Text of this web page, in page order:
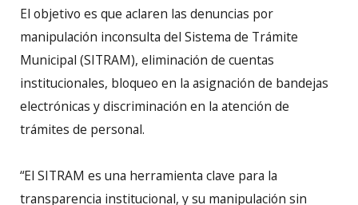
El objetivo es que aclaren las denuncias por
manipulación inconsulta del Sistema de Trámite
Municipal (SITRAM), eliminación de cuentas
institucionales, bloqueo en la asignación de bandejas
electrónicas y discriminación en la atención de
trámites de personal.
“El SITRAM es una herramienta clave para la
transparencia institucional, y su manipulación sin